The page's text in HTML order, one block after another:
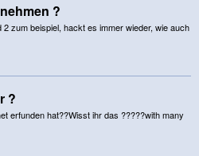
?
zum beispiel, hackt es immer wieder, wie auch
?
erfunden hat??Wisst ihr das ?????with many